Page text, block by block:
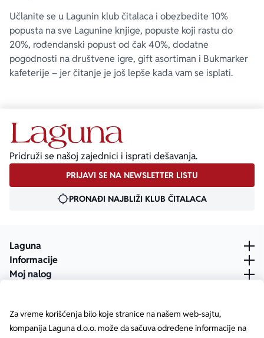
Za vreme korišćenja bilo koje stranice na našem web-sajtu,
kompanija Laguna d.o.o. može da sačuva određene informacije na
Učlanite se u Lagunin klub čitalaca i obezbedite 10%
popusta na sve Lagunine knjige, popuste koji rastu do
20%, rođendanski popust od čak 40%, dodatne
pogodnosti na društvene igre, gift asortiman i Bukmarker
kafeterije – jer čitanje je još lepše kada vam se isplati.
Pridruži se našoj zajednici i isprati dešavanja.
PRIJAVI SE NA NEWSLETTER LISTU
PRONAĐI NAJBLIŽI KLUB ČITALACA
Laguna
Informacije
Moj nalog